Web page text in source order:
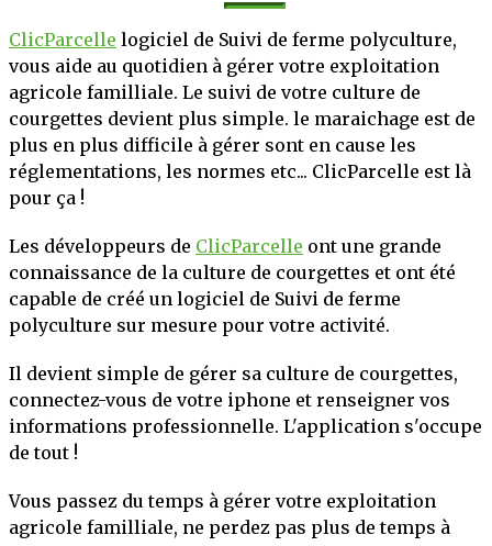
et stratégique
PLUS
ClicParcelle logiciel de Suivi de ferme polyculture,
vous aide au quotidien à gérer votre exploitation
agricole familliale. Le suivi de votre culture de
courgettes devient plus simple. le maraichage est de
plus en plus difficile à gérer sont en cause les
réglementations, les normes etc... ClicParcelle est là
pour ça !
Les développeurs de ClicParcelle ont une grande
connaissance de la culture de courgettes et ont été
capable de créé un logiciel de Suivi de ferme
polyculture sur mesure pour votre activité.
Il devient simple de gérer sa culture de courgettes,
connectez-vous de votre iphone et renseigner vos
informations professionnelle. L'application s'occupe
de tout !
Vous passez du temps à gérer votre exploitation
agricole familliale, ne perdez pas plus de temps à